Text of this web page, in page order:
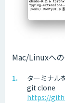
Mac/Linuxへの
ターミナル
git clone
https://